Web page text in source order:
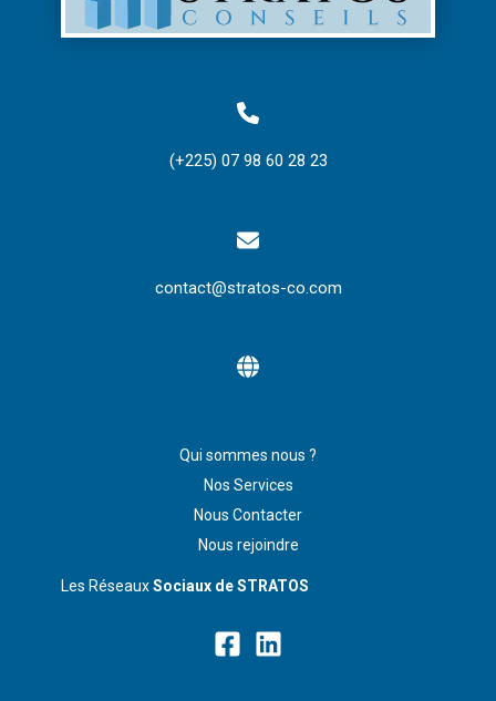
(+225) 07 98 60 28 23
contact@stratos-co.com
Qui sommes nous ?
Nos Services
Nous Contacter
Nous rejoindre
Les RéseauxSociaux de STRATOS